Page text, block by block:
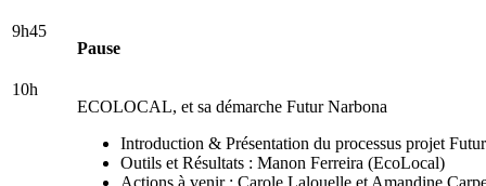
9h45
Pause
10h
ECOLOCAL, et sa démarche Futur Narbona
Introduction & Présentation du processus projet
Outils et Résultats : Manon Ferreira (EcoLocal)
Actions à venir : Carole Lalouelle et Amandine